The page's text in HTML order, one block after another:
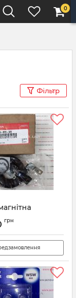
0
Фільтр
Honda
грн